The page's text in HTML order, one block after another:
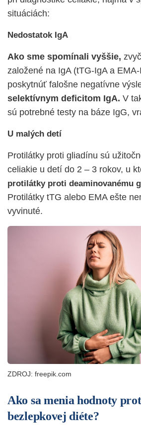
situáciách:
Nedostatok IgA
Ako sme spomínali vyššie,
založené na IgA (tTG-IgA a
poskytnúť falošne negatívne
selektívnym deficitom IgA. V
sú potrebné testy na báze IgG,
U malých detí
Protilátky proti gliadínu sú
celiakie u detí do 2 – 3 rokov, u
protilátky proti deaminovanému
Protilátky tTG alebo EMA ešte
vyvinuté.
ZDROJ: freepik.com
Ako sa menia hodnoty
bezlepkovej diéte?